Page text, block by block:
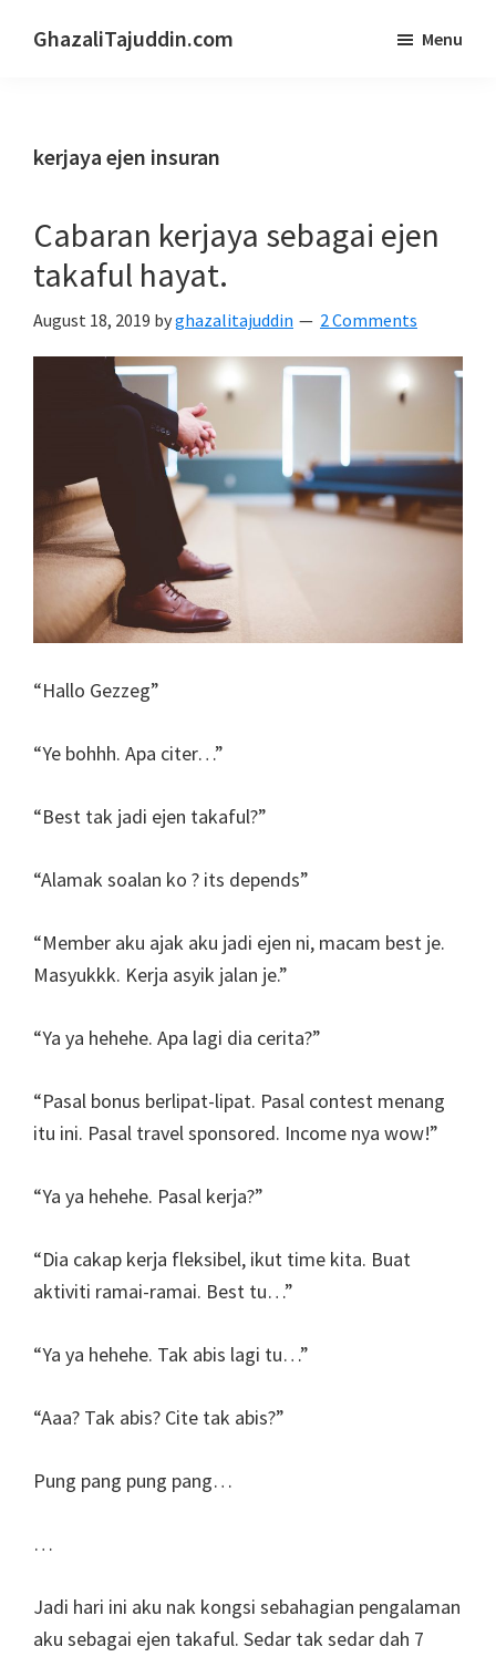
GhazaliTajuddin.com Menu
kerjaya ejen insuran
Cabaran kerjaya sebagai ejen
takaful hayat.
August 18, 2019 byghazalitajuddin 2 Comments
“Hallo Gezzeg”
“Ye bohhh. Apa citer…”
“Best tak jadi ejen takaful?”
“Alamak soalan ko ? its depends”
“Member aku ajak aku jadi ejen ni, macam best je.
Masyukkk. Kerja asyik jalan je.”
“Ya ya hehehe. Apa lagi dia cerita?”
“Pasal bonus berlipat-lipat. Pasal contest menang
itu ini. Pasal travel sponsored. Income nya wow!”
“Ya ya hehehe. Pasal kerja?”
“Dia cakap kerja fleksibel, ikut time kita. Buat
aktiviti ramai-ramai. Best tu…”
“Ya ya hehehe. Tak abis lagi tu…”
“Aaa? Tak abis? Cite tak abis?”
Pung pang pung pang…
…
Jadi hari ini aku nak kongsi sebahagian pengalaman
aku sebagai ejen takaful. Sedar tak sedar dah 7